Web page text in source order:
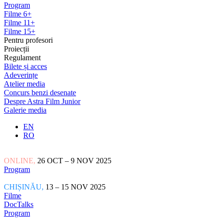
Program
Filme 6+
Filme 11+
Filme 15+
Pentru profesori
Proiecții
Regulament
Bilete și acces
Adeverințe
Atelier media
Concurs benzi desenate
Despre Astra Film Junior
Galerie media
EN
RO
ONLINE, 26 OCT – 9 NOV 2025
Program
CHIȘINĂU, 13 – 15 NOV 2025
Filme
DocTalks
Program